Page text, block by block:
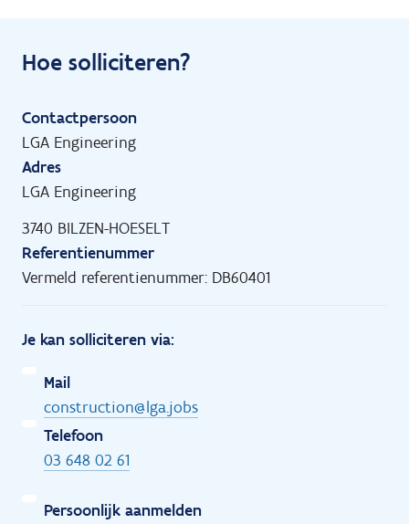
Hoe solliciteren?
Contactpersoon
LGA Engineering
Adres
LGA Engineering
3740 BILZEN-HOESELT
Referentienummer
Vermeld referentienummer: DB60401
Je kan solliciteren via:
Mail
construction@lga.jobs
Telefoon
03 648 02 61
Persoonlijk aanmelden